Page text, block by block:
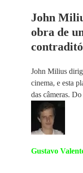
John
obra de
John Milius
cinema, e esta
das câmeras.
Gustavo